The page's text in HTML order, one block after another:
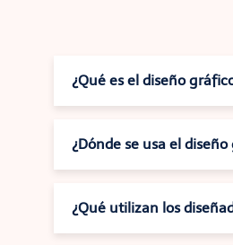
¿Qué es el diseño
¿Dónde se usa el
¿Qué utilizan los